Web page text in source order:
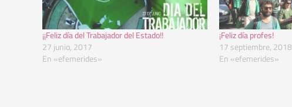
¡¡Feliz día del Trabajador del Estado!!
27 junio, 2017
En «efemerides»
¡Feliz día profes!
17 septiembre, 2018
En «efemerides»